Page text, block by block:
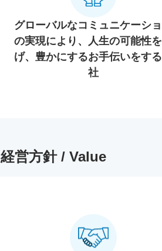
グローバルなコミュニケーシ
の実現により、人生の可能性
げ、豊かにするお手伝いをす
社
経営方針 / Value